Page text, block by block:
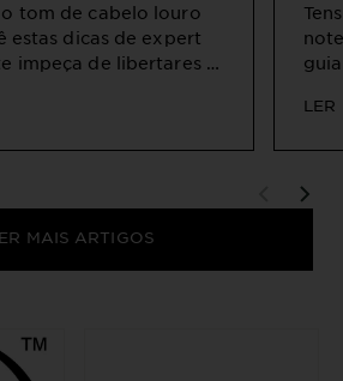
tom de cabelo louro
estas dicas de expert
impeça de libertares a
LER
MAIS ARTIGOS